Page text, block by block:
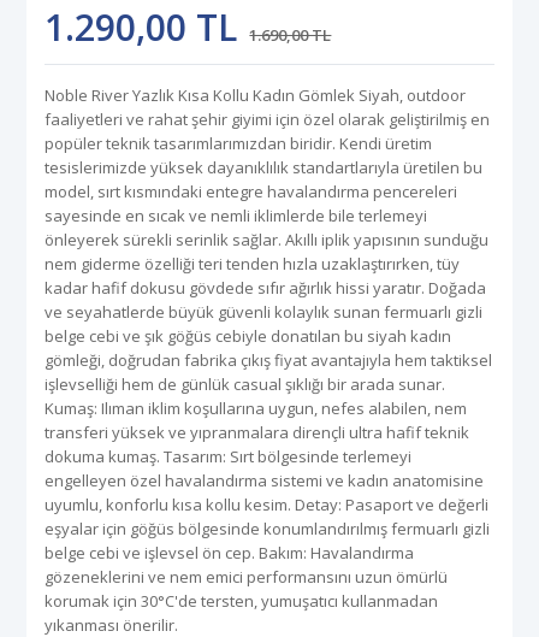
1.290,00 TL 1.690,00 TL
Noble River Yazlık Kısa Kollu Kadın Gömlek Siyah, outdoor
faaliyetleri ve rahat şehir giyimi için özel olarak geliştirilmiş en
popüler teknik tasarımlarımızdan biridir. Kendi üretim
tesislerimizde yüksek dayanıklılık standartlarıyla üretilen bu
model, sırt kısmındaki entegre havalandırma pencereleri
sayesinde en sıcak ve nemli iklimlerde bile terlemeyi
önleyerek sürekli serinlik sağlar. Akıllı iplik yapısının sunduğu
nem giderme özelliği teri tenden hızla uzaklaştırırken, tüy
kadar hafif dokusu gövdede sıfır ağırlık hissi yaratır. Doğada
ve seyahatlerde büyük güvenli kolaylık sunan fermuarlı gizli
belge cebi ve şık göğüs cebiyle donatılan bu siyah kadın
gömleği, doğrudan fabrika çıkış fiyat avantajıyla hem taktiksel
işlevselliği hem de günlük casual şıklığı bir arada sunar.
Kumaş: Ilıman iklim koşullarına uygun, nefes alabilen, nem
transferi yüksek ve yıpranmalara dirençli ultra hafif teknik
dokuma kumaş. Tasarım: Sırt bölgesinde terlemeyi
engelleyen özel havalandırma sistemi ve kadın anatomisine
uyumlu, konforlu kısa kollu kesim. Detay: Pasaport ve değerli
eşyalar için göğüs bölgesinde konumlandırılmış fermuarlı gizli
belge cebi ve işlevsel ön cep. Bakım: Havalandırma
gözeneklerini ve nem emici performansını uzun ömürlü
korumak için 30°C'de tersten, yumuşatıcı kullanmadan
yıkanması önerilir.